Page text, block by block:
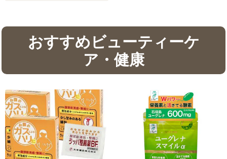
おすすめビューティーケ
ア・健康